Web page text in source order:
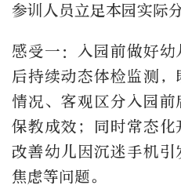
参训人员立足本园实际
感受一：入园前做好
后持续动态体检监测
情况、客观区分入园
保教成效；同时常态
改善幼儿因沉迷手机
焦虑等问题。